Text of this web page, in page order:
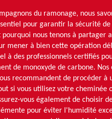
du ramonage, nous
pour garantir la sécurité
pourquoi nous tenons à partager
mener à bien cette opération
à des professionnels certifiés
de monoxyde de carbone. Nos
recommandent de procéder à
si vous utilisez votre cheminée
vous également de choisir
pour éviter l'humidité